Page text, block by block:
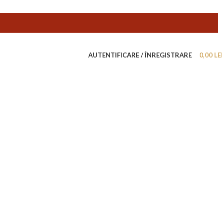
AUTENTIFICARE / ÎNREGISTRARE 0,00